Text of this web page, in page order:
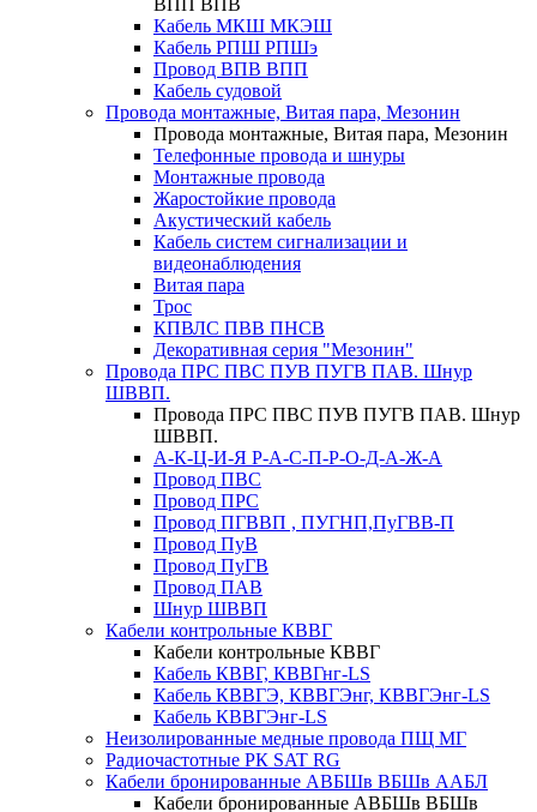
ВПП ВПВ
Кабель МКШ МКЭШ
Кабель РПШ РПШэ
Провод ВПВ ВПП
Кабель судовой
Провода монтажные, Витая пара, Мезонин
Провода монтажные, Витая пара, Мезонин
Телефонные провода и шнуры
Монтажные провода
Жаростойкие провода
Акустический кабель
Кабель систем сигнализации и
видеонаблюдения
Витая пара
Трос
КПВЛС ПВВ ПНСВ
Декоративная серия "Мезонин"
Провода ПРС ПВС ПУВ ПУГВ ПАВ. Шнур
ШВВП.
Провода ПРС ПВС ПУВ ПУГВ ПАВ. Шнур
ШВВП.
А-К-Ц-И-Я Р-А-С-П-Р-О-Д-А-Ж-А
Провод ПВС
Провод ПРС
Провод ПГВВП , ПУГНП,ПуГВВ-П
Провод ПуВ
Провод ПуГВ
Провод ПАВ
Шнур ШВВП
Кабели контрольные КВВГ
Кабели контрольные КВВГ
Кабель КВВГ, КВВГнг-LS
Кабель КВВГЭ, КВВГЭнг, КВВГЭнг-LS
Кабель КВВГЭнг-LS
Неизолированные медные провода ПЩ МГ
Радиочастотные РК SAT RG
Кабели бронированные АВБШв ВБШв ААБЛ
Кабели бронированные АВБШв ВБШв